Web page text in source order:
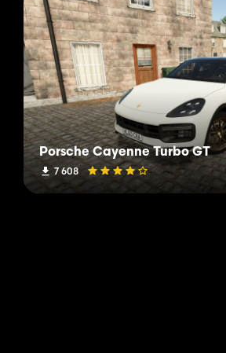
Porsche Cayenne Turbo GT
7 608